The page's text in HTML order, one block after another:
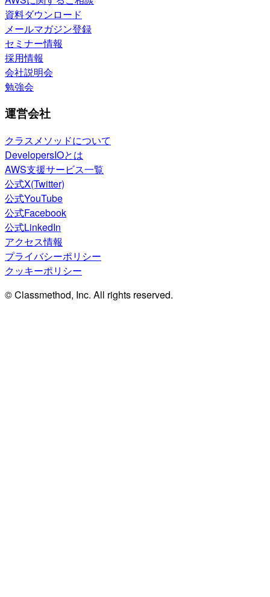
資料ダウンロード
メールマガジン登録
セミナー情報
採用情報
会社説明会
勉強会
運営会社
クラスメソッドについて
DevelopersIOとは
AWS支援サービス一覧
公式X(Twitter)
公式YouTube
公式Facebook
公式LinkedIn
アクセス情報
プライバシーポリシー
クッキーポリシー
© Classmethod, Inc. All rights reserved.